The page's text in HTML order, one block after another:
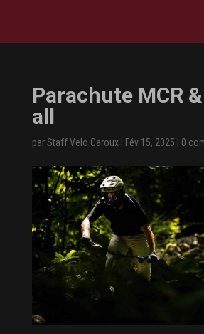
Parachute MCR
all
parStaff Velo Caroux| Fév 15, 2025 0